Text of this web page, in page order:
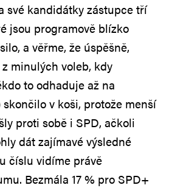
své kandidátky zástupce tří
jsou programově blízko
a věřme, že úspěšně,
minulých voleb, kdy
to odhaduje až na
v koši, protože menší
proti sobě i SPD, ačkoli
dát zajímavé výsledné
číslu vidíme právě
Bezmála 17 % pro SPD+